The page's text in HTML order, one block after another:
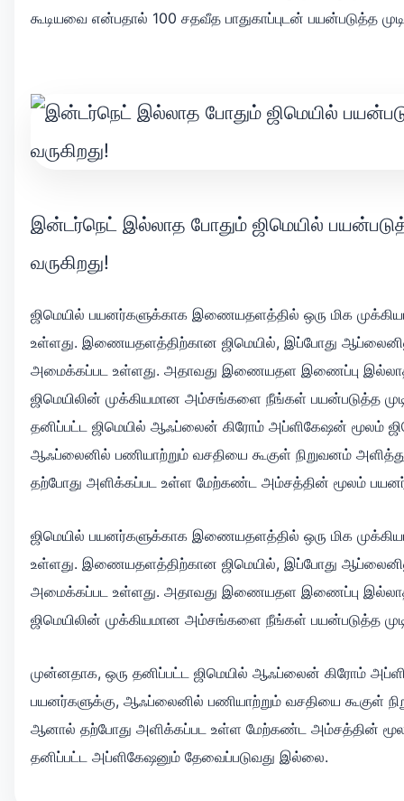
கூடியவை என்பதால் 100 சதவீத பாதுகாப்புடன் பயன்படுத்த
இன்டர்நெட் இல்லாத போதும் ஜிமெயில்
வருகிறது!
ஜிமெயில் பயனர்களுக்காக இணையதளத்தில் ஒரு மிக
உள்ளது. இணையதளத்திற்கான ஜிமெயில், இப்போது
அமைக்கப்பட உள்ளது. அதாவது இணையதள இணைப்பு
ஜிமெயிலின் முக்கியமான அம்சங்களை நீங்கள் பயன்படுத்த
தனிப்பட்ட ஜிமெயில் ஆஃப்லைன் கிரோம் அப்ளிகேஷன் மூலம்
ஆஃப்லைனில் பணியாற்றும் வசதியை கூகுள் நிறுவனம்
தற்போது அளிக்கப்பட உள்ள மேற்கண்ட அம்சத்தின் மூலம்
ஜிமெயில் பயனர்களுக்காக இணையதளத்தில் ஒரு மிக
உள்ளது. இணையதளத்திற்கான ஜிமெயில், இப்போது
அமைக்கப்பட உள்ளது. அதாவது இணையதள இணைப்பு
ஜிமெயிலின் முக்கியமான அம்சங்களை நீங்கள் பயன்படுத்த
முன்னதாக, ஒரு தனிப்பட்ட ஜிமெயில் ஆஃப்லைன் கிரோம்
பயனர்களுக்கு, ஆஃப்லைனில் பணியாற்றும் வசதியை கூகுள்
ஆனால் தற்போது அளிக்கப்பட உள்ள மேற்கண்ட அம்சத்தின்
தனிப்பட்ட அப்ளிகேஷனும் தேவைப்படுவது இல்லை.